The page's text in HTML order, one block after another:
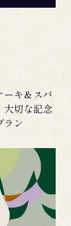
ーキ＆スパ
切な記念
ラン